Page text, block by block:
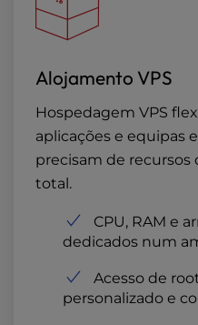
Alojamento VPS
Hospedagem VPS
aplicações e equipas
precisam de
total.
CPU, RAM e
dedicados num
Acesso de
personalizado e